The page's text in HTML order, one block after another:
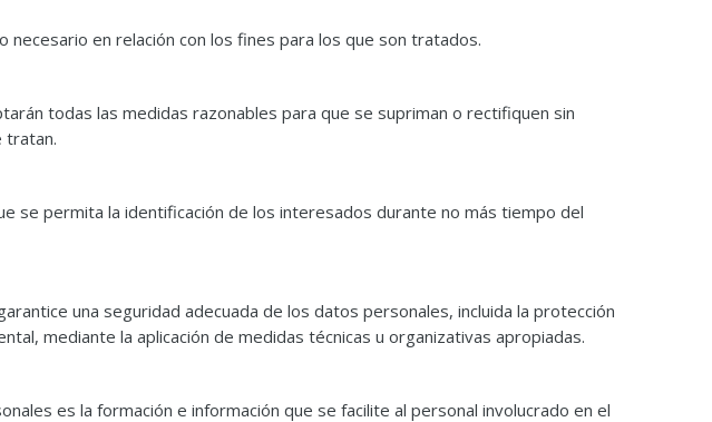
en relación con los fines para los que son tratados.
todas las medidas razonables para que se supriman o rectifiquen sin
tratan.
se permita la identificación de los interesados durante no más tiempo del
una seguridad adecuada de los datos personales, incluida la protección
mediante la aplicación de medidas técnicas u organizativas apropiadas.
es la formación e información que se facilite al personal involucrado en el